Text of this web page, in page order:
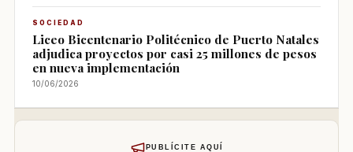
SOCIEDAD
Liceo Bicentenario Politécnico de Puerto Natales
adjudica proyectos por casi 25 millones de pesos
en nueva implementación
10/06/2026
PUBLÍCITE AQUÍ